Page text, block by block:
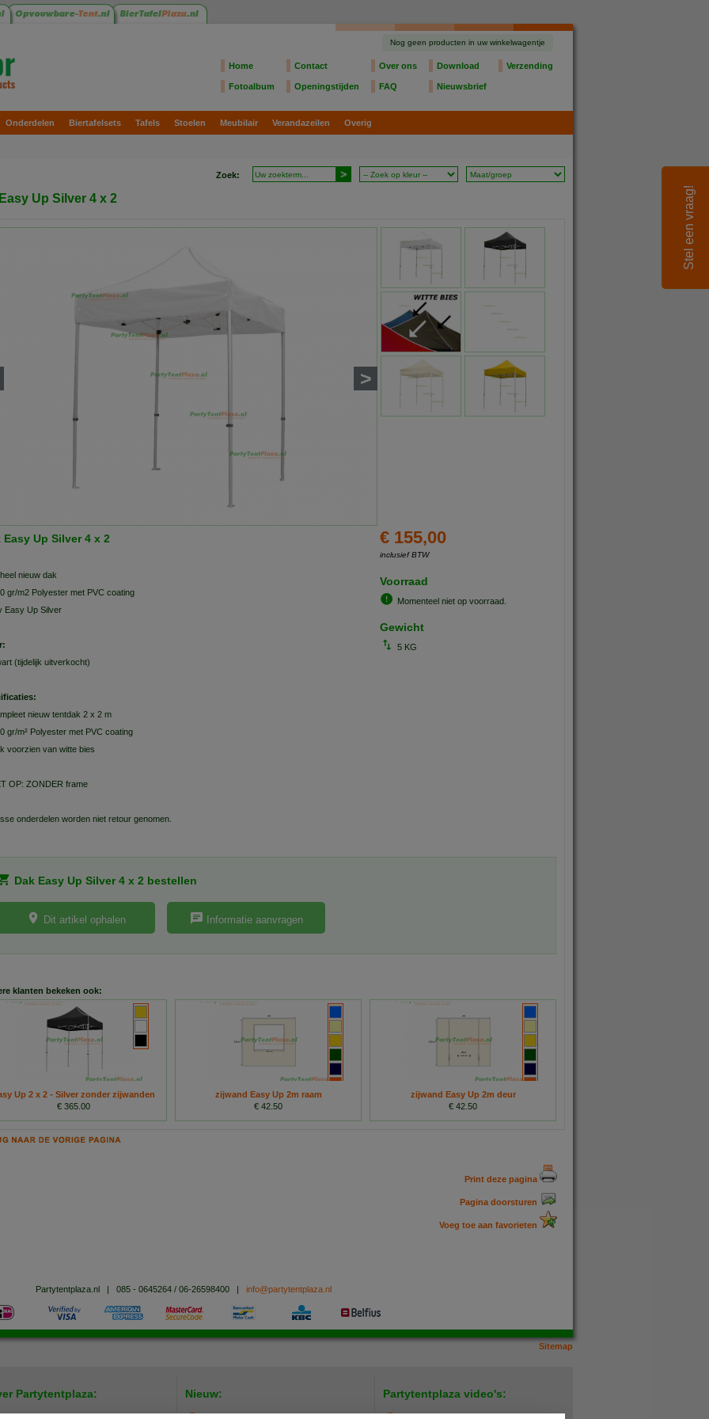
Nog geen producten in uw winkelwagentje
Home Contact Over ons Download Verzending
Fotoalbum Openingstijden FAQ Nieuwsbrief
Onderdelen Biertafelsets Tafels Stoelen Meubilair Verandazeilen Overig
Zoek:
Up Silver 4 x 2
>
€ 155,00
inclusief BTW
Voorraad
Momenteel niet op voorraad.
Gewicht
5 KG
Easy Up Silver 4 x 2
nieuw dak
gr/m2 Polyester met PVC coating
Easy Up Silver
(tijdelijk uitverkocht)
nieuw tentdak 2 x 2 m
gr/m² Polyester met PVC coating
voorzien van witte bies
OP: ZONDER frame
onderdelen worden niet retour genomen.
Dak Easy Up Silver 4 x 2 bestellen
Dit artikel ophalen Informatie aanvragen
klanten bekeken ook:
Up 2 x 2 - Silver zonder zijwanden
€ 365.00
zijwand Easy Up 2m raam
€ 42.50
zijwand Easy Up 2m deur
€ 42.50
Print deze pagina
Pagina doorsturen
Voeg toe aan favorieten
Partytentplaza.nl 085 - 0645264 / 06-26598400| info@partytentplaza.nl
Sitemap
Partytentplaza: Nieuw: Partytentplaza video's:
Stel een vraag!